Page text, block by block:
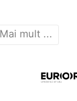
Mai mult ...